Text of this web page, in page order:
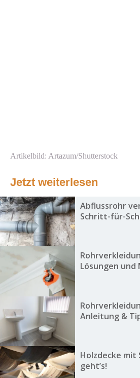
Artikelbild: Artazum/Shutterstock
Jetzt weiterlesen
Abflussrohr
Schritt-für-
Lösungen und
Anleitung &
Holzdecke mit
geht’s!